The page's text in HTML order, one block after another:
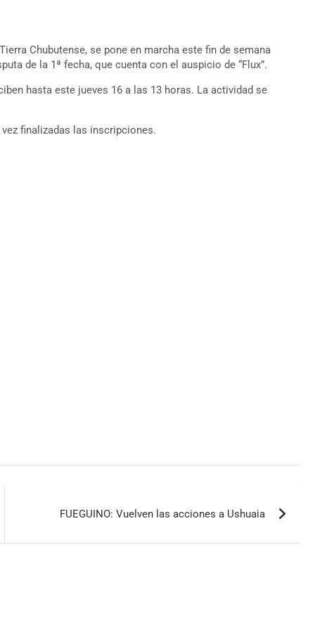
Chubutense, se pone en marcha este fin de semana
de la 1ª fecha, que cuenta con el auspicio de “Flux”.
hasta este jueves 16 a las 13 horas. La actividad se
finalizadas las inscripciones.
FUEGUINO: Vuelven las acciones a Ushuaia